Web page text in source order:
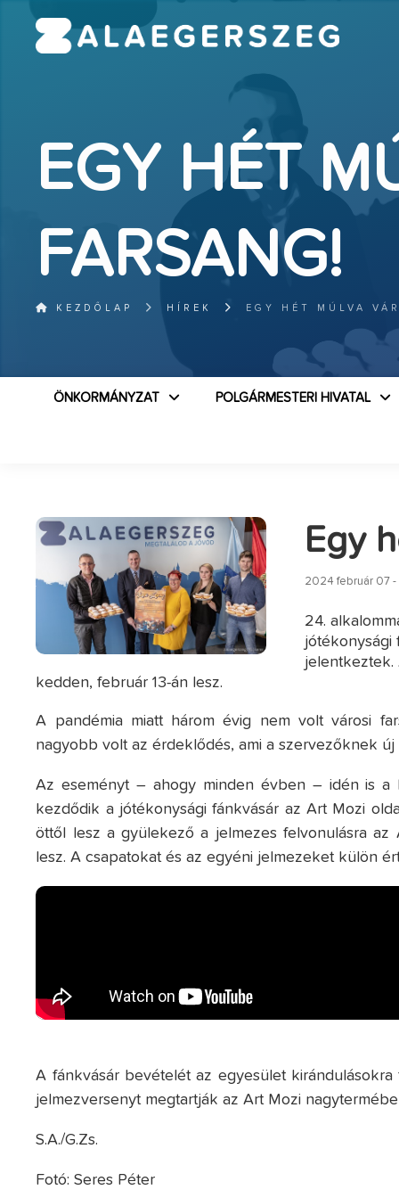
EGY HÉT
FARSANG!
KEZDŐLAP HÍREK EGY HÉT MÚLVA
ÖNKORMÁNYZAT POLGÁRMESTERI HIVATAL
Egy
2024 február 07 -
24.
jótékonysági
jelentkeztek.
kedden, február 13-án lesz.
A pandémia miatt három évig nem volt városi
nagyobb volt az érdeklődés, ami a szervezőknek
Az eseményt – ahogy minden évben – idén is a
kezdődik a jótékonysági fánkvásár az Art Mozi
öttől lesz a gyülekező a jelmezes felvonulásra
lesz. A csapatokat és az egyéni jelmezeket külön
A fánkvásár bevételét az egyesület
jelmezversenyt megtartják az Art Mozi
S.A./G.Zs.
Fotó: Seres Péter